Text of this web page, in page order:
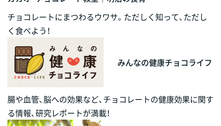
チョコレートにまつわるウワサ。ただしく知って、ただし
く食べよう！
みんなの健康チョコライフ
腸や血管、脳への効果など、チョコレートの健康効果に関す
る情報、研究レポートが満載！